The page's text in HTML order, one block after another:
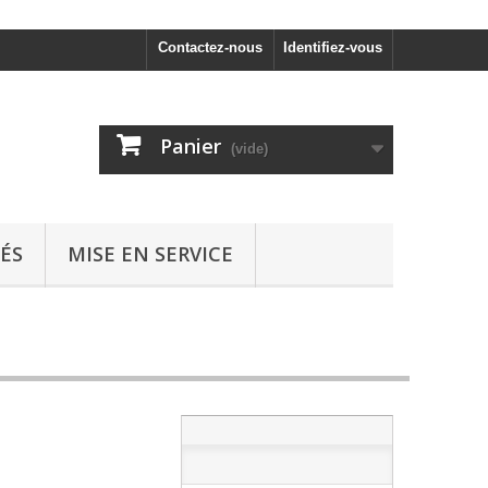
Identifiez-vous
Contactez-nous
Panier (vide)
MISE EN SERVICE